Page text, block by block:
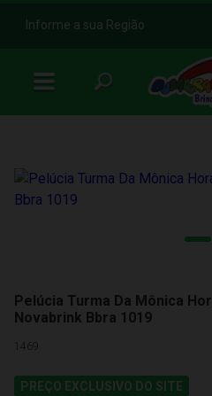
b
Informe a sua Região
Pelúcia Turma Da Mônica
Novabrink Bbra 1019
1469
PREÇO EXCLUSIVO DO SITE